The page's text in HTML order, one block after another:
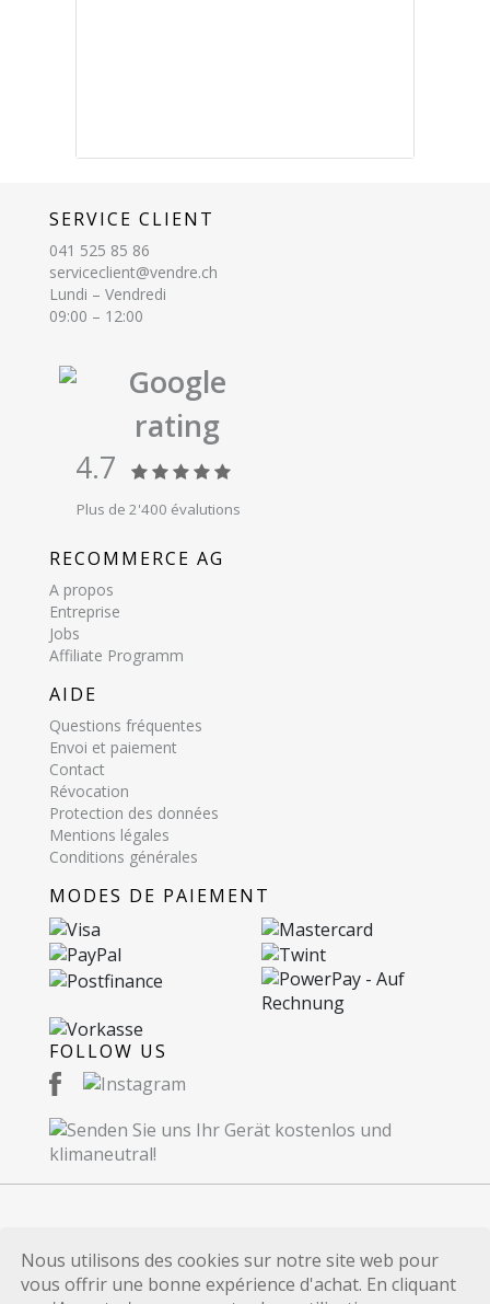
Nous utilisons des cookies sur notre site web pour
vous offrir une bonne expérience d'achat. En cliquant
SERVICE CLIENT
041 525 85 86
serviceclient@vendre.ch
Lundi – Vendredi
09:00 – 12:00
Google
rating
4.7
Plus de 2'400 évalutions
RECOMMERCE AG
A propos
Entreprise
Jobs
Affiliate Programm
AIDE
Questions fréquentes
Envoi et paiement
Contact
Révocation
Protection des données
Mentions légales
Conditions générales
MODES DE PAIEMENT
FOLLOW US
© 2026 Recommerce SA. Proudly Made in
Switzerland.